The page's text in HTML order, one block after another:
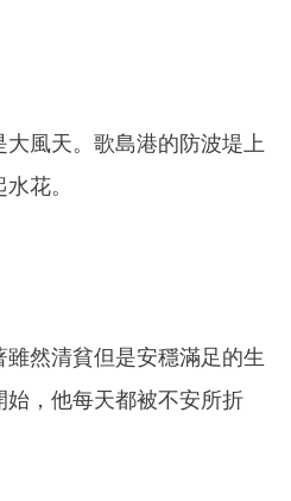
風天。歌島港的防波堤上
花。
雖然清貧但是安穩滿足的生
，他每天都被不安所折